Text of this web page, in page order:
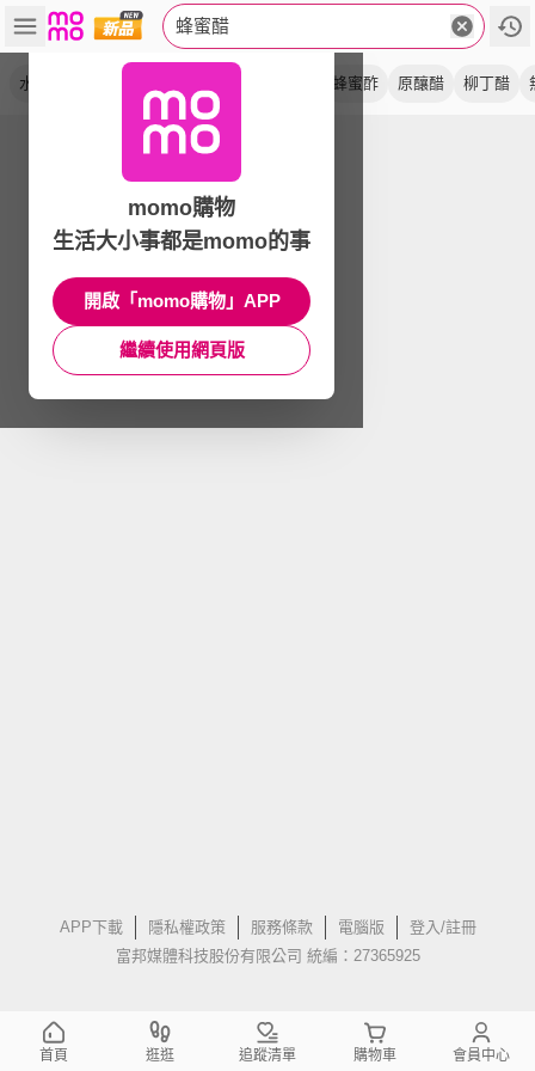
蜂蜜醋
水果醋 蜂蜜酢 原釀醋 柳丁醋
APP下載 隱私權政策 服務條款 電腦版
登入/註冊
富邦媒體科技股份有限公司 統編：27365925
momo購物
生活大小事都是momo的事
開啟「momo購物」APP
繼續使用網頁版
首頁 逛逛 追蹤清單 購物車 會員中心